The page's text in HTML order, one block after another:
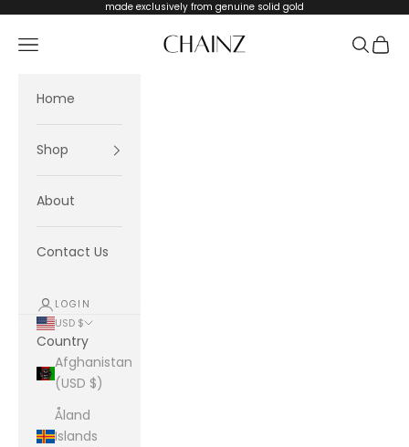
made exclusively from genuine solid gold
CHAINZ
Navigation menu Search
Cart
Home
Shop
About
Contact Us
LOGIN
USD $
Country
Afghanistan
(USD $)
Åland
Islands